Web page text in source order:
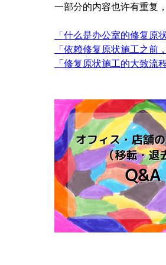
一部分的内容也许有重复
「 什么是办公室的修复原
「 依赖修复原状施工之前
「 修复原状施工的大致流